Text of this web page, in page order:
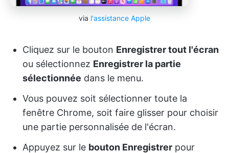
via l'assistance Apple
Cliquez sur le bouton Enregistrer tout l'écran
ou sélectionnez Enregistrer la partie
sélectionnée dans le menu.
Vous pouvez soit sélectionner toute la
fenêtre Chrome, soit faire glisser pour choisir
une partie personnalisée de l'écran.
Appuyez sur le bouton Enregistrer pour